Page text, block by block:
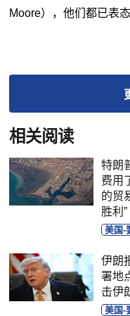
Moore），他们都已表
相关阅读
特朗
费用
的贸
胜利”
美国-
伊朗
署地
击伊
美国-